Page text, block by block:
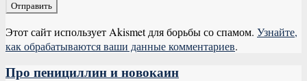
Этот сайт использует Akismet для борьбы со спамом. Узнайте,
как обрабатываются ваши данные комментариев.
Про пенициллин и новокаин